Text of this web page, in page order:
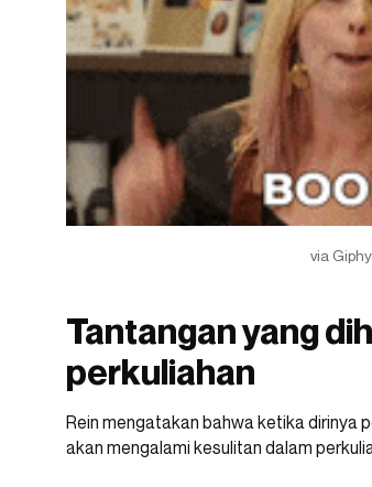
via Giphy
Tantangan yang
perkuliahan
Rein mengatakan bahwa ketika dirinya
akan mengalami kesulitan dalam